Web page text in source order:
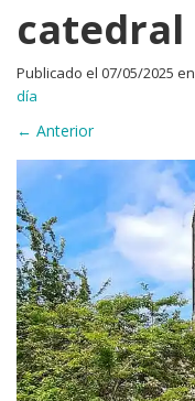
catedral
Publicado el 07/05/2025 en
día
← Anterior